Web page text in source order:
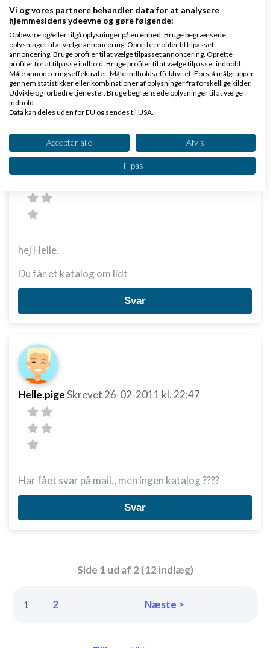
du må meget gerne sende billeder til mig
hellepigenielsen@hotmail.com
Svar
26-02-2011
hej Helle.
Du får et katalog om lidt
Svar
Helle.pigeSkrevet 26-02-2011 kl. 22:47
Har fået svar på mail., men ingen katalog ????
Svar
Side 1 ud af 2 (12 indlæg)
1 2 Næste >
Vi og vores partnere behandler data for at analysere
hjemmesidens ydeevne og gøre følgende:
Opbevare og/eller tilgå oplysninger på en enhed. Bruge begrænsede
oplysninger til at vælge annoncering. Oprette profiler til tilpasset
annoncering. Bruge profiler til at vælge tilpasset annoncering. Oprette
profiler for at tilpasse indhold. Bruge profiler til at vælge tilpasset indhold.
Måle annonceringseffektivitet. Måle indholdseffektivitet. Forstå målgrupper
gennem statistikker eller kombinationer af oplysninger fra forskellige kilder.
Udvikle og forbedre tjenester. Bruge begrænsede oplysninger til at vælge
indhold.
Data kan deles uden for EU og sendes til USA.
Se partnerliste (2 IAB-leverandører)
Vi bruger dine data til følgende formål:
IAB's behandlingsformål:
Opbevare og/eller tilgå oplysninger på en
enhed
Bruge profiler til at vælge tilpasset
Bruge profiler til at vælge tilpasset indhold
Måle annonceringseffektivitet
Måle indholdseffektivitet
Forstå målgrupper gennem statistikker eller
kombinationer af oplysninger fra forskellige
kilder
IAB Special Features:
Identificere enheder baseret på aktivt
Ikke-IAB-behandlingsformål:
Accepter alle Afvis
Tilpas